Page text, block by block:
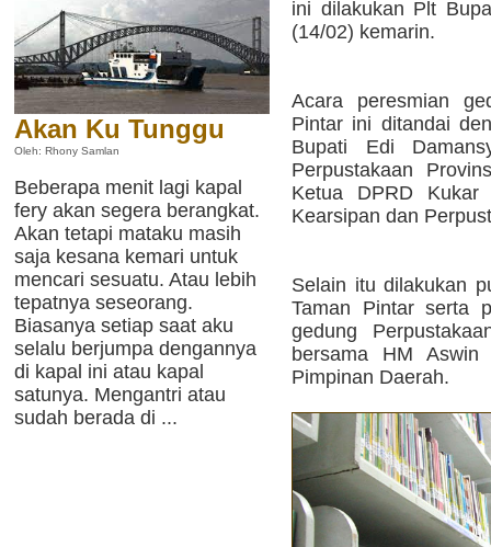
Akan Ku Tunggu
Oleh: Rhony Samlan
Beberapa menit lagi kapal
fery akan segera berangkat.
Akan tetapi mataku masih
saja kesana kemari untuk
mencari sesuatu. Atau lebih
tepatnya seseorang.
Biasanya setiap saat aku
selalu berjumpa dengannya
di kapal ini atau kapal
satunya. Mengantri atau
sudah berada di ...
ini dilakukan Plt
(14/02) kemarin.
Acara peresmian
Pintar ini ditandai
Bupati Edi
Perpustakaan
Ketua DPRD Kukar
Kearsipan dan
Selain itu dilakukan
Taman Pintar serta
gedung
bersama HM
Pimpinan Daerah.